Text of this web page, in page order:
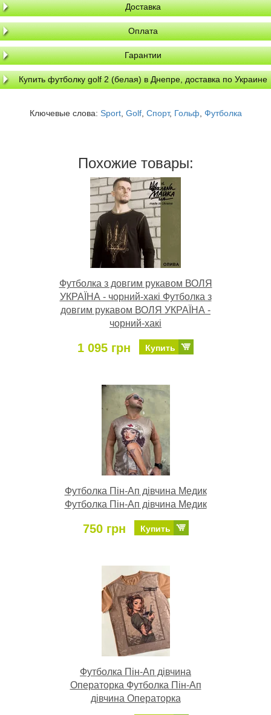
Доставка
Оплата
Гарантии
Купить футболку golf 2 (белая) в Днепре, доставка по Украине
Ключевые слова: Sport, Golf, Спорт, Гольф, Футболка
Похожие товары:
Футболка з довгим рукавом ВОЛЯ
УКРАЇНА - чорний-хакі Футболка з
довгим рукавом ВОЛЯ УКРАЇНА -
чорний-хакі
1 095 грн Купить
Футболка Пін-Ап дівчина Медик
Футболка Пін-Ап дівчина Медик
750 грн Купить
Футболка Пін-Ап дівчина
Операторка Футболка Пін-Ап
дівчина Операторка